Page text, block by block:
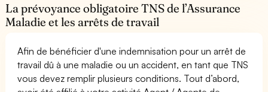
La prévoyance obligatoire TNS de l’Assurance
Maladie et les arrêts de travail
Afin de bénéficier d'une indemnisation pour un arrêt de
travail dû à une maladie ou un accident, en tant que TNS
vous devez remplir plusieurs conditions. Tout d’abord,